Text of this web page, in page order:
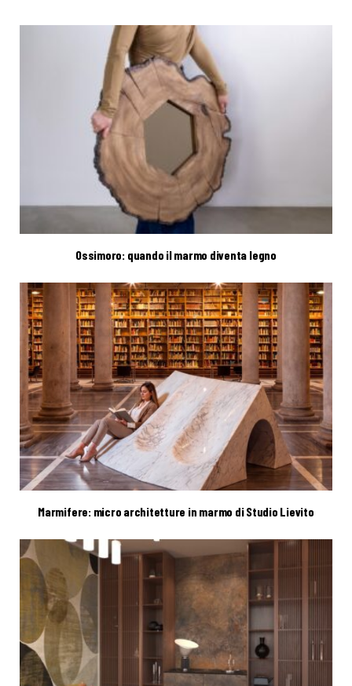
Ossimoro: quando il marmo diventa legno
Marmifere: micro architetture in marmo di Studio Lievito